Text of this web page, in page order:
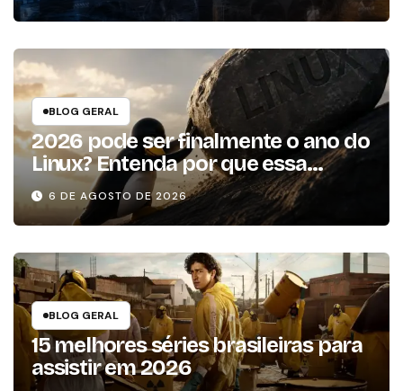
BLOG GERAL
2026 pode ser finalmente o ano do
Linux? Entenda por que essa
previsão voltou à tona
6 DE AGOSTO DE 2026
BLOG GERAL
15 melhores séries brasileiras para
assistir em 2026